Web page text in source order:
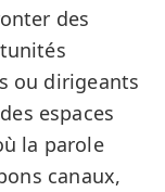
des
ou dirigeants
espaces
la parole
canaux,